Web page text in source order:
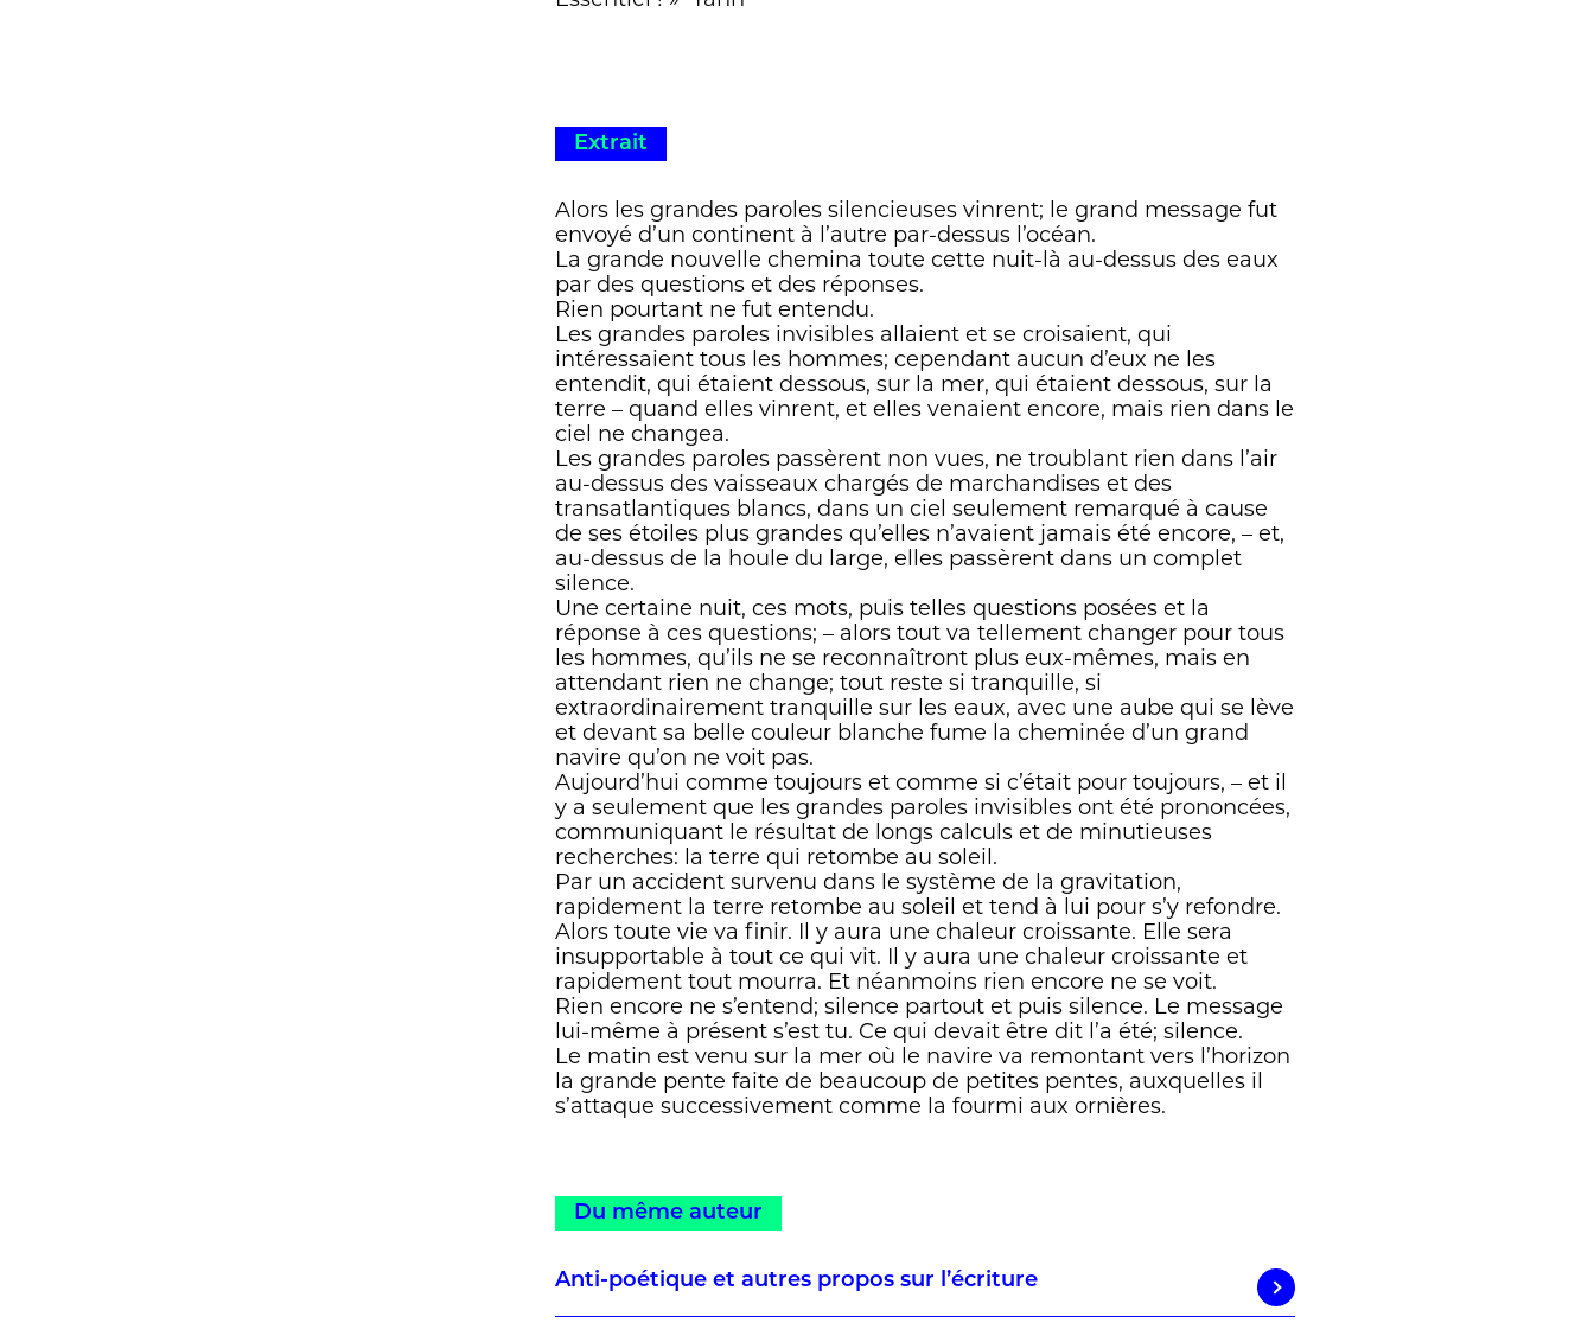
Extrait
Alors les grandes paroles silencieuses vinrent; le grand message fut
envoyé d’un continent à l’autre par-dessus l’océan.
La grande nouvelle chemina toute cette nuit-là au-dessus des eaux
par des questions et des réponses.
Rien pourtant ne fut entendu.
Les grandes paroles invisibles allaient et se croisaient, qui
intéressaient tous les hommes; cependant aucun d’eux ne les
entendit, qui étaient dessous, sur la mer, qui étaient dessous, sur la
terre – quand elles vinrent, et elles venaient encore, mais rien dans le
ciel ne changea.
Les grandes paroles passèrent non vues, ne troublant rien dans l’air
au-dessus des vaisseaux chargés de marchandises et des
transatlantiques blancs, dans un ciel seulement remarqué à cause
de ses étoiles plus grandes qu’elles n’avaient jamais été encore, – et,
au-dessus de la houle du large, elles passèrent dans un complet
silence.
Une certaine nuit, ces mots, puis telles questions posées et la
réponse à ces questions; – alors tout va tellement changer pour tous
les hommes, qu’ils ne se reconnaîtront plus eux-mêmes, mais en
attendant rien ne change; tout reste si tranquille, si
extraordinairement tranquille sur les eaux, avec une aube qui se lève
et devant sa belle couleur blanche fume la cheminée d’un grand
navire qu’on ne voit pas.
Aujourd’hui comme toujours et comme si c’était pour toujours, – et il
y a seulement que les grandes paroles invisibles ont été prononcées,
communiquant le résultat de longs calculs et de minutieuses
recherches: la terre qui retombe au soleil.
Par un accident survenu dans le système de la gravitation,
rapidement la terre retombe au soleil et tend à lui pour s’y refondre.
Alors toute vie va finir. Il y aura une chaleur croissante. Elle sera
insupportable à tout ce qui vit. Il y aura une chaleur croissante et
rapidement tout mourra. Et néanmoins rien encore ne se voit.
Rien encore ne s’entend; silence partout et puis silence. Le message
lui-même à présent s’est tu. Ce qui devait être dit l’a été; silence.
Le matin est venu sur la mer où le navire va remontant vers l’horizon
la grande pente faite de beaucoup de petites pentes, auxquelles il
s’attaque successivement comme la fourmi aux ornières.
Du même auteur
Anti-poétique et autres propos sur l’écriture